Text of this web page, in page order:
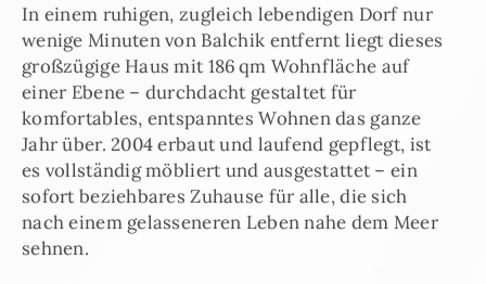
In einem ruhigen, zugleich lebendigen Dorf nur
wenige Minuten von Balchik entfernt liegt dieses
großzügige Haus mit 186 qm Wohnfläche auf
einer Ebene – durchdacht gestaltet für
komfortables, entspanntes Wohnen das ganze
Jahr über. 2004 erbaut und laufend gepflegt, ist
es vollständig möbliert und ausgestattet – ein
sofort beziehbares Zuhause für alle, die sich
nach einem gelasseneren Leben nahe dem Meer
sehnen.